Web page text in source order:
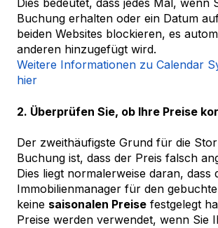
Dies bedeutet, dass jedes Mal, wenn
Buchung erhalten oder ein Datum
beiden Websites blockieren, es
anderen hinzugefügt wird.
Weitere Informationen zu Calendar
hier
2. Überprüfen Sie, ob Ihre Preise
Der zweithäufigste Grund für die
Buchung ist, dass der Preis falsch
Dies liegt normalerweise daran, dass
Immobilienmanager für den
keine saisonalen Preise festgelegt
Preise werden verwendet, wenn Sie